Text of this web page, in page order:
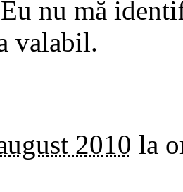
nu mă
valabil.
2010 la